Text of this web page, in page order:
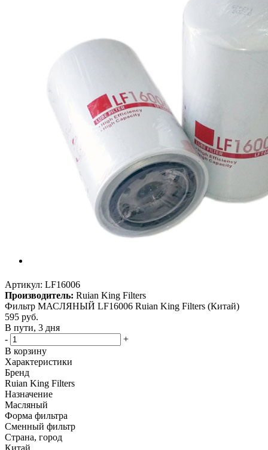
Артикул: LF16006
Производитель: Ruian King Filters
Фильтр МАСЛЯНЫЙ LF16006 Ruian King Filters (Китай)
595 руб.
В пути, 3 дня
-
+
В корзину
Характеристики
Бренд
Ruian King Filters
Назначение
Масляный
Форма фильтра
Сменный фильтр
Страна, город